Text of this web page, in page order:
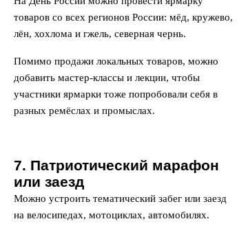
товаров со всех регионов России: мёд, кружево,
лён, хохлома и гжель, северная чернь.
Помимо продажи локальных товаров, можно
добавить мастер-классы и лекции, чтобы
участники ярмарки тоже попробовали себя в
разных ремёслах и промыслах.
7. Патриотический марафон
или заезд
Можно устроить тематический забег или заезд
на велосипедах, мотоциклах, автомобилях.